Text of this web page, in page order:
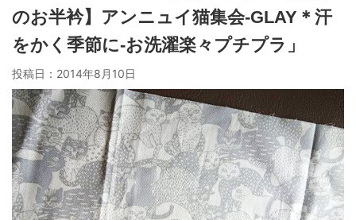
のお半衿】アンニュイ猫集会-GLAY＊汗
をかく季節に-お洗濯楽々プチプラ」
投稿日： 2014年8月10日